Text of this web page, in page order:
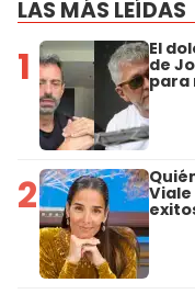
LAS MÁS LEÍDAS
1 El
de
para
2